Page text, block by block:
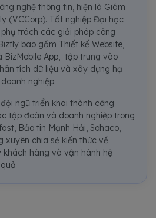
nghệ thông tin, hiện là Giám
(VCCorp). Tốt nghiệp Đại học
trách các giải pháp công
bao gồm Thiết kế Website,
BizMobile App, tập trung vào
tích dữ liệu và xây dựng hạ
nghiệp.
ngũ triển khai thành công
tập đoàn và doanh nghiệp trong
Bảo tín Mạnh Hải, Sohaco,
xuyên chia sẻ kiến thức về
khách hàng và vận hành hệ